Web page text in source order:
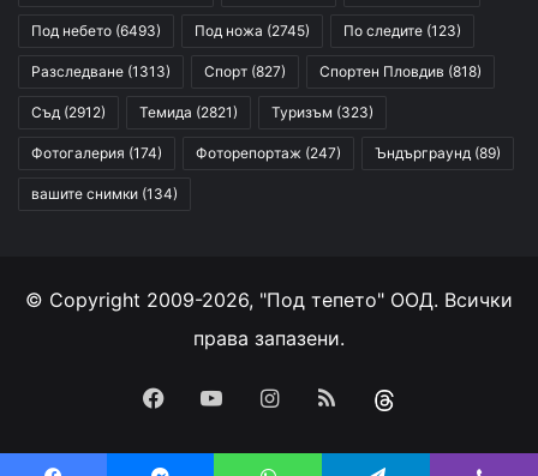
Под небето (6493) Под ножа (2745) По следите (123)
Разследване (1313) Спорт (827) Спортен Пловдив (818)
Съд (2912) Темида (2821) Туризъм (323)
Фотогалерия (174) Фоторепортаж (247) Ъндърграунд (89)
вашите снимки (134)
© Copyright 2009-2026, "Под тепето" ООД. Всички
права запазени.
Facebook
YouTubeInstagram
RSS